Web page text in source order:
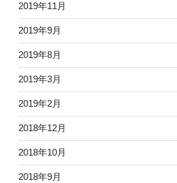
2019年11月
2019年9月
2019年8月
2019年3月
2019年2月
2018年12月
2018年10月
2018年9月